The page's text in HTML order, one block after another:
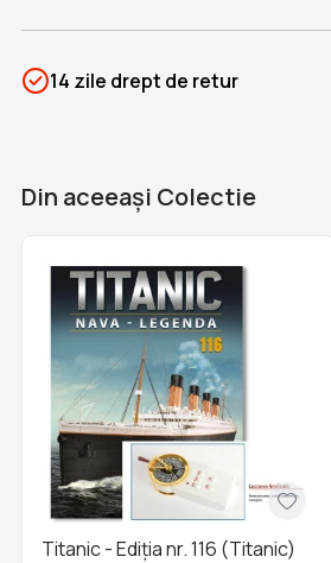
Categorii
Titanic
14 zile drept de retur
Din aceeaşi Colectie
Titanic - Ediția nr. 116 (Titanic)